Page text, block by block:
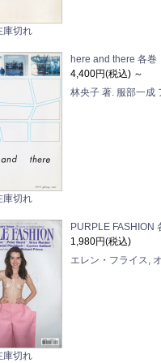
庫切れ
庫切れ
here and there 各巻
4,400円(税込) ～
林央子 著. 服部一成
庫切れ
PURPLE FASHION
1,980円(税込)
エレン・フライス,